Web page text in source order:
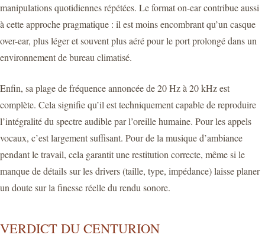
manipulations quotidiennes répétées. Le format on-ear contribue aussi
à cette approche pragmatique : il est moins encombrant qu’un casque
over-ear, plus léger et souvent plus aéré pour le port prolongé dans un
environnement de bureau climatisé.
Enfin, sa plage de fréquence annoncée de 20 Hz à 20 kHz est
complète. Cela signifie qu’il est techniquement capable de reproduire
l’intégralité du spectre audible par l’oreille humaine. Pour les appels
vocaux, c’est largement suffisant. Pour de la musique d’ambiance
pendant le travail, cela garantit une restitution correcte, même si le
manque de détails sur les drivers (taille, type, impédance) laisse planer
un doute sur la finesse réelle du rendu sonore.
VERDICT DU CENTURION